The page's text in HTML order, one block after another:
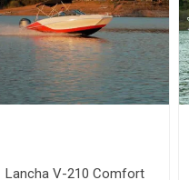
Lancha V-210 Comfort